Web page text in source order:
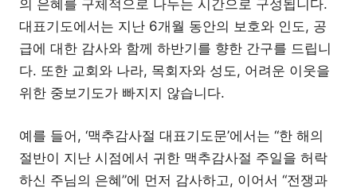
의 은혜를 구체적으로 나누는 시간으로 구성됩니다.
대표기도에서는 지난 6개월 동안의 보호와 인도, 공
급에 대한 감사와 함께 하반기를 향한 간구를 드립니
다. 또한 교회와 나라, 목회자와 성도, 어려운 이웃을
위한 중보기도가 빠지지 않습니다.
예를 들어, ‘맥추감사절 대표기도문’에서는 “한 해의
절반이 지난 시점에서 귀한 맥추감사절 주일을 허락
하신 주님의 은혜”에 먼저 감사하고, 이어서 “전쟁과